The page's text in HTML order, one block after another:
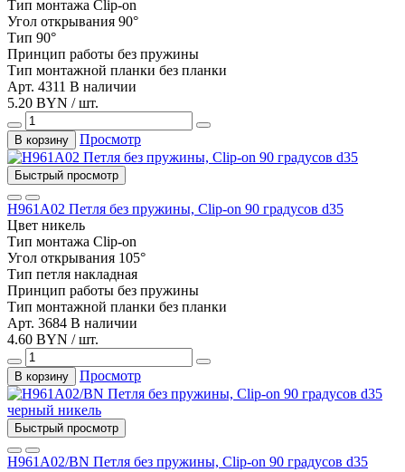
Тип монтажа Clip-on
Угол открывания 90°
Тип 90°
Принцип работы без пружины
Тип монтажной планки без планки
Арт. 4311 В наличии
5.20 BYN / шт.
В корзину Просмотр
Быстрый просмотр
Н961A02 Петля без пружины, Clip-on 90 градусов d35
Цвет никель
Тип монтажа Clip-on
Угол открывания 105°
Тип петля накладная
Принцип работы без пружины
Тип монтажной планки без планки
Арт. 3684 В наличии
4.60 BYN / шт.
В корзину Просмотр
Быстрый просмотр
Н961A02/BN Петля без пружины, Clip-on 90 градусов d35